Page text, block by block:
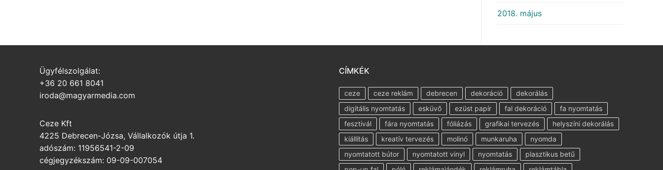
2018. május
Ügyfélszolgálat:
+36 20 661 8041
iroda@magyarmedia.com
Ceze Kft
4225 Debrecen-Józsa, Vállalkozók útja 1.
adószám: 11956541-2-09
cégjegyzékszám: 09-09-007054
CÍMKÉK
ceze ceze reklám debrecen dekoráció
dekorálás
digitális nyomtatás
esküvő ezüst papír fal dekoráció
fa nyomtatás
fesztivál
fára nyomtatás fóliázás grafikai tervezés
helyszíni dekorálás
kiállítás
kreatív tervezés molinó munkaruha
nyomda
nyomtatott bútor
nyomtatott vinyl nyomtatás
plasztikus betű